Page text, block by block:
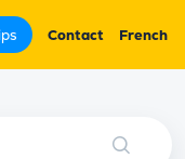
Contact French